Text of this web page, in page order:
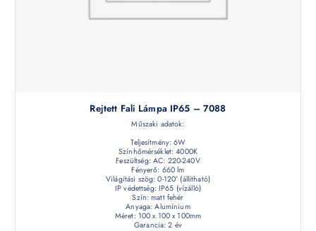
Rejtett Fali Lámpa IP65 – 7088
Műszaki adatok:
Teljesítmény: 6W
Színhőmérséklet: 4000K
Feszültség: AC: 220-240V
Fényerő: 660 lm
Világítási szög: 0-120° (állítható)
IP védettség: IP65 (vízálló)
Szín: matt fehér
Anyaga: Alumínium
Méret: 100 x 100 x 100mm
Garancia: 2 év